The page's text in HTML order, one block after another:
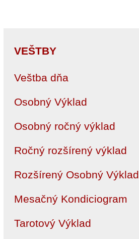
VEŠTBY
Veštba dňa
Osobný Výklad
Osobný ročný výklad
Ročný rozšírený výklad
Rozšírený Osobný Výklad
Mesačný Kondiciogram
Tarotový Výklad